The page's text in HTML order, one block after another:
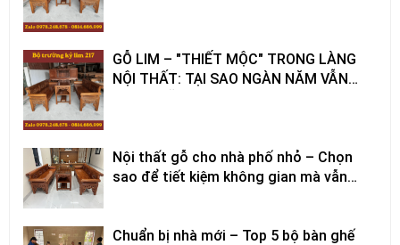
GỖ LIM – "THIẾT MỘC" TRONG LÀNG
NỘI THẤT: TẠI SAO NGÀN NĂM VẪN
Nội thất gỗ cho nhà phố nhỏ – Chọn
sao để tiết kiệm không gian mà vẫn
Chuẩn bị nhà mới – Top 5 bộ bàn ghế